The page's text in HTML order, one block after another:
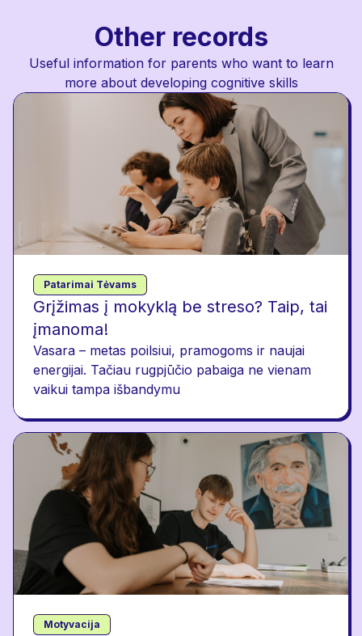
Other records
Useful information for parents who want to learn
more about developing cognitive skills
Patarimai Tėvams
Grįžimas į mokyklą be streso? Taip, tai
įmanoma!
Vasara – metas poilsiui, pramogoms ir naujai
energijai. Tačiau rugpjūčio pabaiga ne vienam
vaikui tampa išbandymu
Motyvacija